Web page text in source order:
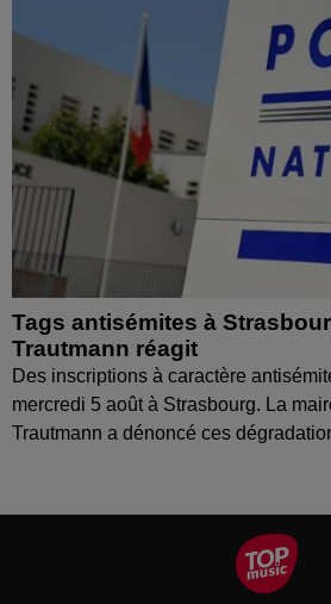
Tags antisémites à
Trautmann réagit
Des inscriptions à caractère
mercredi 5 août à Strasbourg. La
Trautmann a dénoncé ces